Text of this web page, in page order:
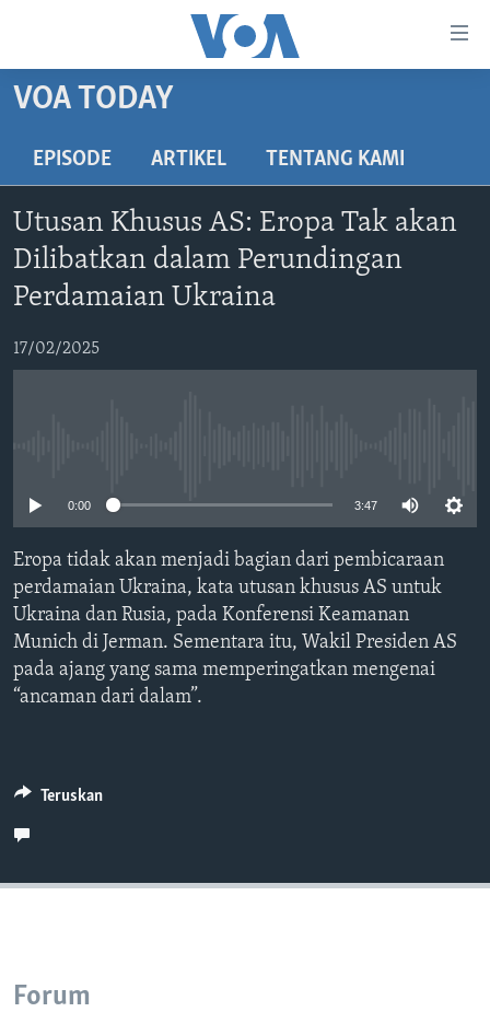
Akses
Utama
Lanjut
ke
Navigasi
Lanjut
ke
DUNIA
POLYGRAPH
DAFTAR PROGRAM
Bahasa-bahasa
VOA TODAY
EPISODE ARTIKEL TENTANG KAMI
Utusan Khusus AS: Eropa Tak akan
Dilibatkan dalam Perundingan
Perdamaian Ukraina
17/02/2025
0:00 3:47
Eropa tidak akan menjadi bagian dari pembicaraan
perdamaian Ukraina, kata utusan khusus AS untuk
Ukraina dan Rusia, pada Konferensi Keamanan
Munich di Jerman. Sementara itu, Wakil Presiden AS
pada ajang yang sama memperingatkan mengenai
“ancaman dari dalam”.
Teruskan
Forum